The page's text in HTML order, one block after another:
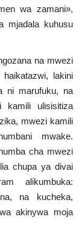
wa zamani»,
mjadala kuhusu
na mwezi
lakini
ni marufuku, na
kamili ulisisitiza
mwezi kamili
mwake.
cha mwezi
chupa ya divai
alikumbuka:
na kucheka,
akinywa moja